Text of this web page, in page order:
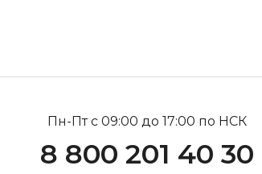
Пн-Пт с 09:00 до 17:00 по НСК
8 800 201 40 30